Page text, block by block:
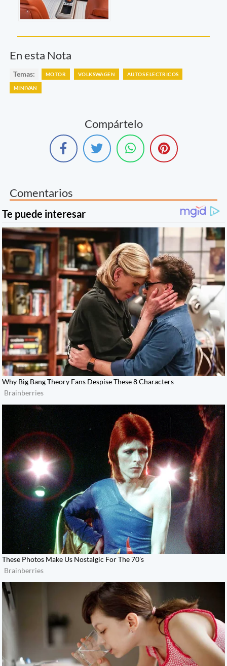
En esta Nota
Temas: MOTOR VOLKSWAGEN AUTOS ELECTRICOS
MINIVAN
Compártelo
Comentarios